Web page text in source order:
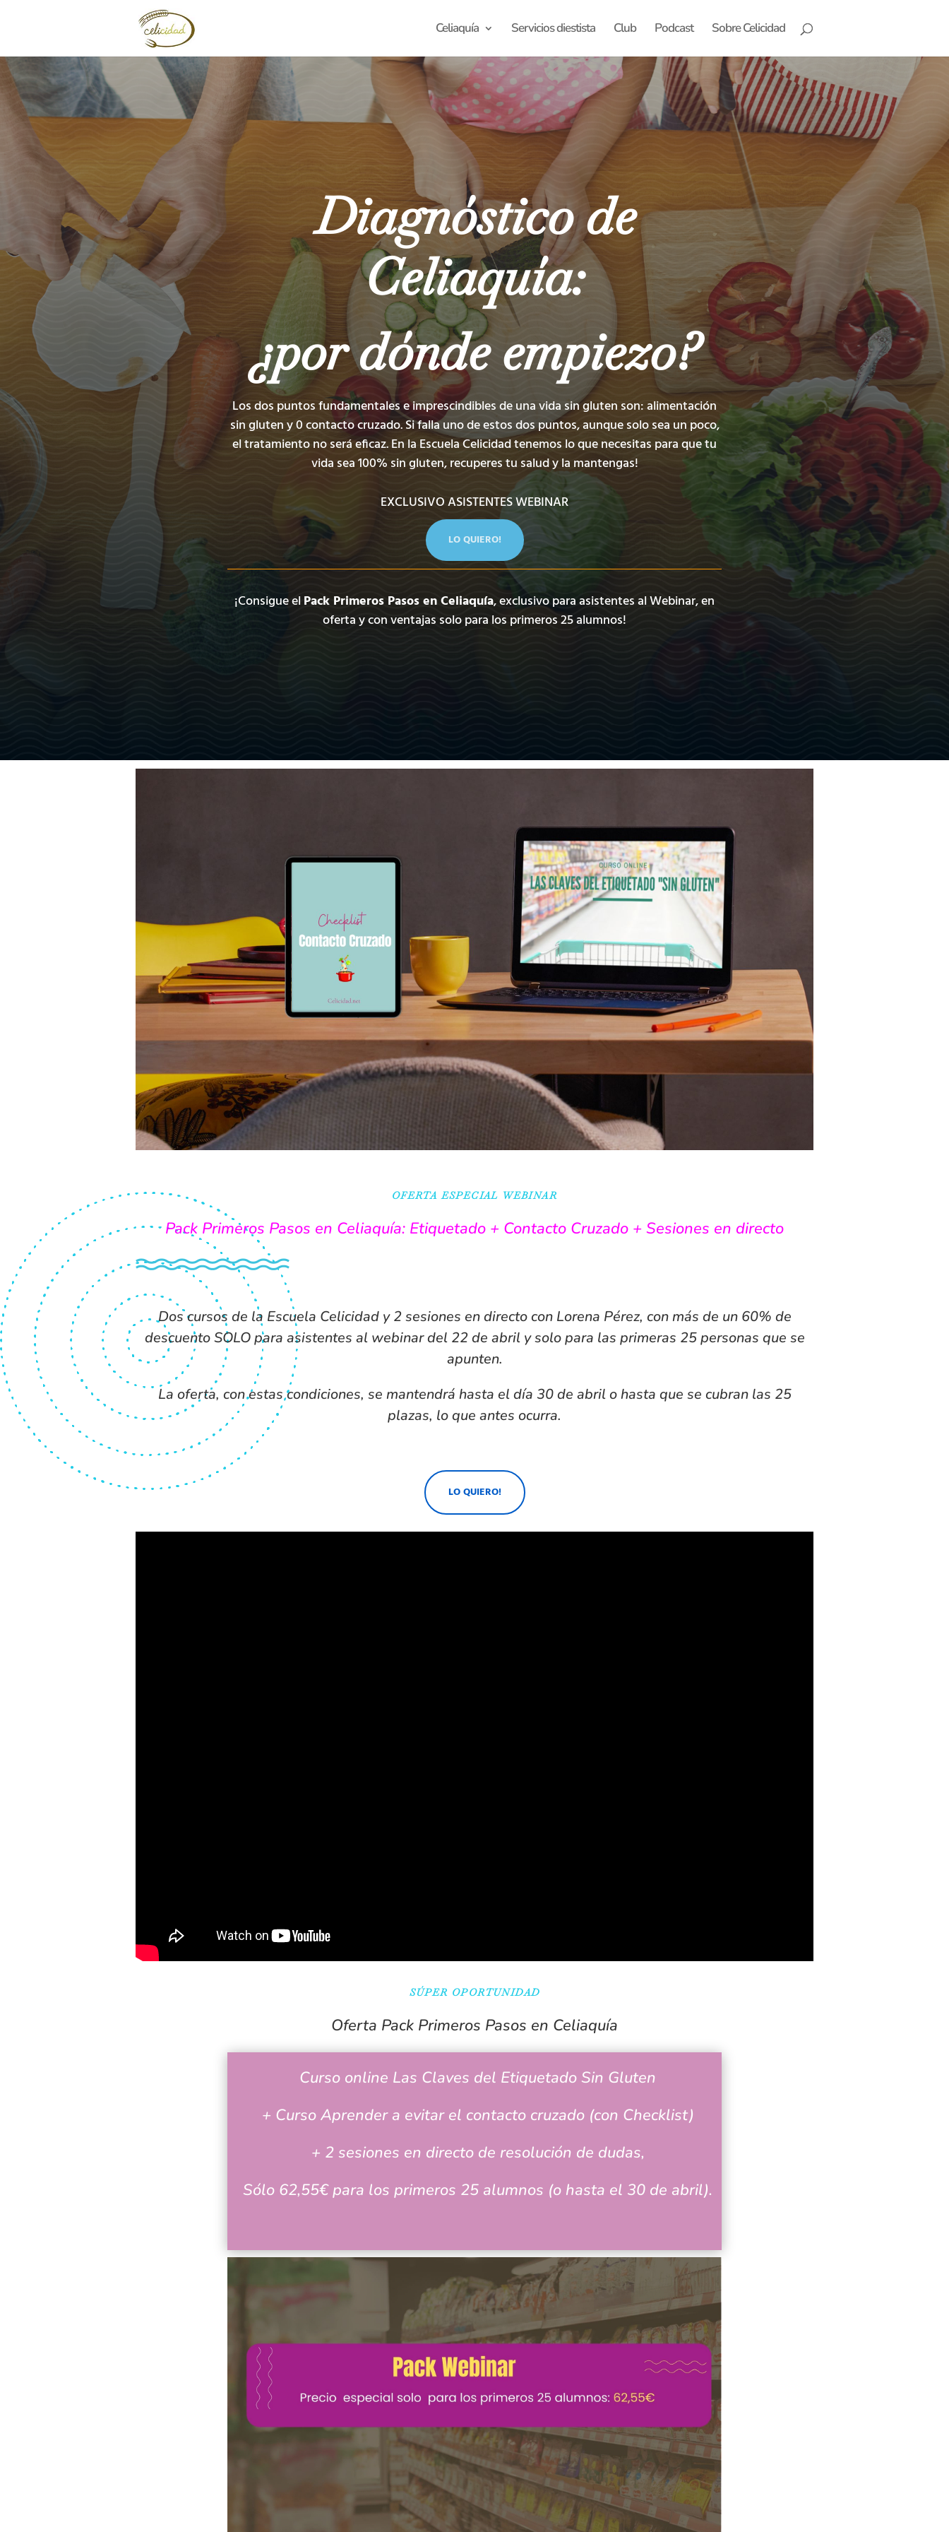
Celiaquía Servicios diestista Club Podcast Sobre Celicidad
Diagnóstico de
Celiaquía:
¿por dónde empiezo?
Los dos puntos fundamentales e imprescindibles de una vida sin gluten son: alimentación
sin gluten y 0 contacto cruzado. Si falla uno de estos dos puntos, aunque solo sea un poco,
el tratamiento no será eficaz. En la Escuela Celicidad tenemos lo que necesitas para que tu
vida sea 100% sin gluten, recuperes tu salud y la mantengas!
EXCLUSIVO ASISTENTES WEBINAR
LO QUIERO!
¡Consigue elPack Primeros Pasos en Celiaquía, exclusivo para asistentes al Webinar, en
oferta y con ventajas solo para los primeros 25 alumnos!
OFERTA ESPECIAL WEBINAR
Pack Primeros Pasos en Celiaquía: Etiquetado + Contacto Cruzado + Sesiones en directo
Dos cursos de la Escuela Celicidad y 2 sesiones en directo con Lorena Pérez, con más de un 60% de
descuento SOLO para asistentes al webinar del 22 de abril y solo para las primeras 25 personas que se
apunten.
La oferta, con estas condiciones, se mantendrá hasta el día 30 de abril o hasta que se cubran las 25
plazas, lo que antes ocurra.
LO QUIERO!
SÚPER OPORTUNIDAD
Oferta Pack Primeros Pasos en Celiaquía
Curso online Las Claves del Etiquetado Sin Gluten
+ Curso Aprender a evitar el contacto cruzado (con Checklist)
+ 2 sesiones en directo de resolución de dudas,
Sólo 62,55€ para los primeros 25 alumnos (o hasta el 30 de abril).